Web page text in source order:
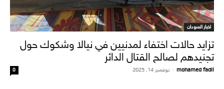
اخبار السودان
تزايد حالات اختفاء لمدنيين في نيالا وشكوك حول
تجنيدهم لصالح القتال الدائر
mohamed fadil
- نوفمبر 14, 2025 0